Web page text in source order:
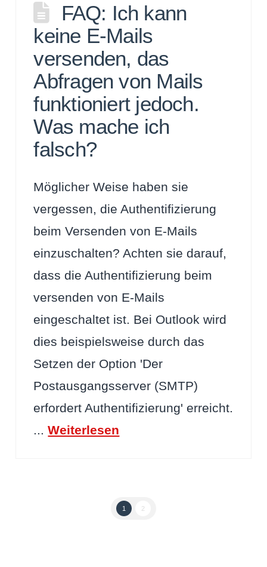
FAQ: Ich kann
keine E-Mails
versenden, das
Abfragen von Mails
funktioniert jedoch.
Was mache ich
falsch?
Möglicher Weise haben sie
vergessen, die Authentifizierung
beim Versenden von E-Mails
einzuschalten? Achten sie darauf,
dass die Authentifizierung beim
versenden von E-Mails
eingeschaltet ist. Bei Outlook wird
dies beispielsweise durch das
Setzen der Option 'Der
Postausgangsserver (SMTP)
erfordert Authentifizierung' erreicht.
...Weiterlesen
1 2